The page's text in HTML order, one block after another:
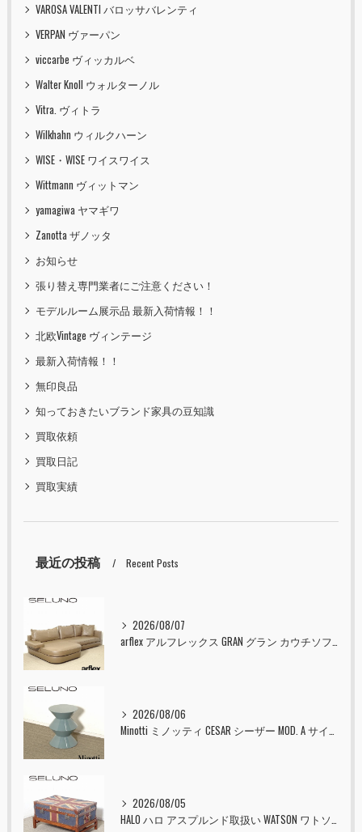
VAROSA VALENTI バロッサバレンティ
VERPAN ヴァーパン
viccarbe ヴィッカルベ
Walter Knoll ウォルターノル
Vitra. ヴィトラ
Wilkhahn ウィルクハーン
WISE・WISE ワイスワイス
Wittmann ヴィットマン
yamagiwa ヤマギワ
Zanotta ザノッタ
お知らせ
張り替え専門業者にご注意ください！
モデルルーム展示品 最新入荷情報！！
北欧Vintage ヴィンテージ
最新入荷情報！！
無印良品
知っておきたいブランド家具の豆知識
買取依頼
買取日記
買取実績
最近の投稿 Recent Posts
2026/08/07
2026/08/06
2026/08/05